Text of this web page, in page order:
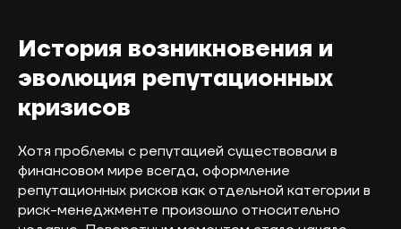
История возникновения и
эволюция репутационных
кризисов
Хотя проблемы с репутацией существовали в
финансовом мире всегда, оформление
репутационных рисков как отдельной категории в
риск-менеджменте произошло относительно